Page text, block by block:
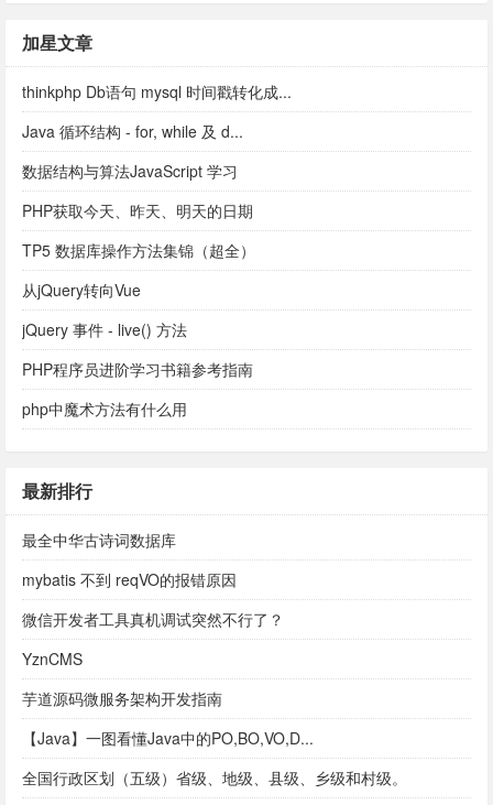
加星文章
thinkphp Db语句 mysql 时间戳转化成...
Java 循环结构 - for, while 及 d...
数据结构与算法JavaScript 学习
PHP获取今天、昨天、明天的日期
TP5 数据库操作方法集锦（超全）
从jQuery转向Vue
jQuery 事件 - live() 方法
PHP程序员进阶学习书籍参考指南
php中魔术方法有什么用
最新排行
最全中华古诗词数据库
mybatis 不到 reqVO的报错原因
微信开发者工具真机调试突然不行了？
YznCMS
芋道源码微服务架构开发指南
【Java】一图看懂Java中的PO,BO,VO,D...
全国行政区划（五级）省级、地级、县级、乡级和村级。